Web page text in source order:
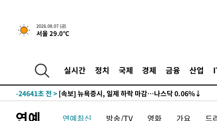
2026.08.07 (금)
서울 29.0℃
실시간 정치 국제 경제 금융 산업
-24641초 전 >[속보] 뉴욕증시, 일제 하락 마감…나스닥 0.06%↓
례 큰 폭발음
-28790초 전 >
[속보]美, 폴리실리콘 수입 규제…파생제품 15% 관세,
-26941초 전 >
-24641초 전 > [속보] 뉴욕증시, 일제 하락 마감…나스닥 0.06%↓
례 큰 폭발음
연예최신 방송/TV 영화 가요 드